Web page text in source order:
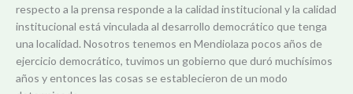
respecto a la prensa responde a la calidad institucional y la calidad
institucional está vinculada al desarrollo democrático que tenga
una localidad. Nosotros tenemos en Mendiolaza pocos años de
ejercicio democrático, tuvimos un gobierno que duró muchísimos
años y entonces las cosas se establecieron de un modo